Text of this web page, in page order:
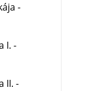
-
I. -
II. -